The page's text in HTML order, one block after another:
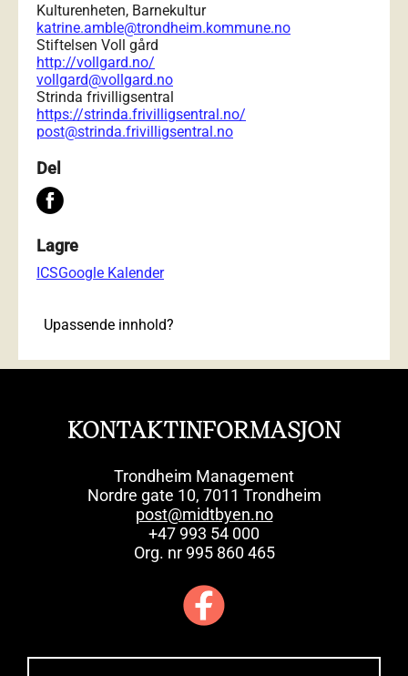
Kulturenheten, Barnekultur
katrine.amble@trondheim.kommune.no
Stiftelsen Voll gård
http://vollgard.no/
vollgard@vollgard.no
Strinda frivilligsentral
https://strinda.frivilligsentral.no/
post@strinda.frivilligsentral.no
Del
Lagre
ICSGoogle Kalender
Upassende innhold?
KONTAKTINFORMASJON
Trondheim Management
Nordre gate 10, 7011 Trondheim
post@midtbyen.no
+47 993 54 000
Org. nr 995 860 465